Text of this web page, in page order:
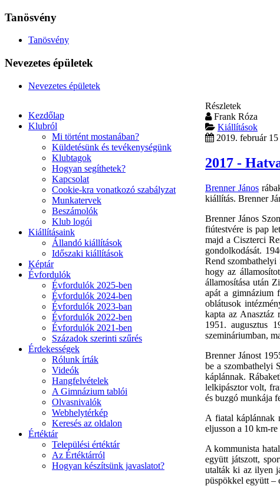
Tanösvény
Tanösvény
Nevezetes épületek
Nevezetes épületek
Kezdőlap
Klubról
Mi történt mostanában?
Küldetésünk és tevékenységünk
Klubtagok
Hogyan segíthetek?
Kapcsolat
Cookie-kra vonatkozó szabályzat
Munkatervek
Beszámolók
Klub logói
Kiállításaink
Állandó kiállítások
Időszaki kiállítások
Képtár
Évfordulók
Évfordulók 2025-ben
Évfordulók 2024-ben
Évfordulók 2023-ban
Évfordulók 2022-ben
Évfordulók 2021-ben
Századok szerinti szűrés
Érdekességek
Rólunk írták
Videók
Hangfelvételek
A Gimnázium tablói
Olvasnivalók
Webhelytérkép
Keresés az oldalon
Értéktár
Települési értéktár
Az Értéktárról
Hogyan készítsünk javaslatot?
Részletek
Frank Róza
Kiállítások
2019. február 15
2017 -
Brenner János
kiállítás. Brenner
Brenner János
fiútestvére is pap
majd a Ciszterci
gondolkodását.
Rend
hogy az
államosítása után
apát a gimnázium
oblátusok
kapta az Anasztáz
1951. augusztus
szemináriumban,
Brenner Jánost
be a szombathelyi
káplánnak.
lelkipásztor volt,
és buzgó munkája
A fiatal káplánnak
eljusson a 10 km-
A kommunista
együtt játszott,
utalták ki az ilyen
püspökkel együtt –